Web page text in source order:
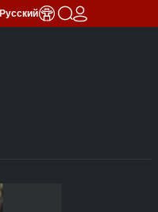
Русский